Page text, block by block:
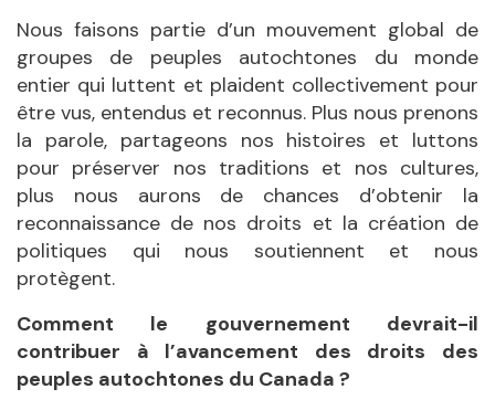
Nous faisons partie d’un mouvement global de
groupes de peuples autochtones du monde
entier qui luttent et plaident collectivement pour
être vus, entendus et reconnus. Plus nous prenons
la parole, partageons nos histoires et luttons
pour préserver nos traditions et nos cultures,
plus nous aurons de chances d’obtenir la
reconnaissance de nos droits et la création de
politiques qui nous soutiennent et nous
protègent.
Comment le gouvernement devrait-il
contribuer à l’avancement des droits des
peuples autochtones du Canada ?